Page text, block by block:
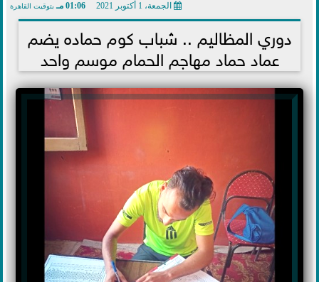
الجمعة، 1 أكتوبر 2021 01:06 مـ بتوقيت القاهرة
دوري المظاليم .. شباب كوم حماده يضم
عماد حماد مهاجم الحمام موسم واحد